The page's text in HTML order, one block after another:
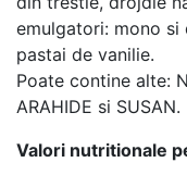
emulgatori: mono si
pastai de vanilie.
Poate contine alte:
ARAHIDE si SUSAN.
Valori nutritionale